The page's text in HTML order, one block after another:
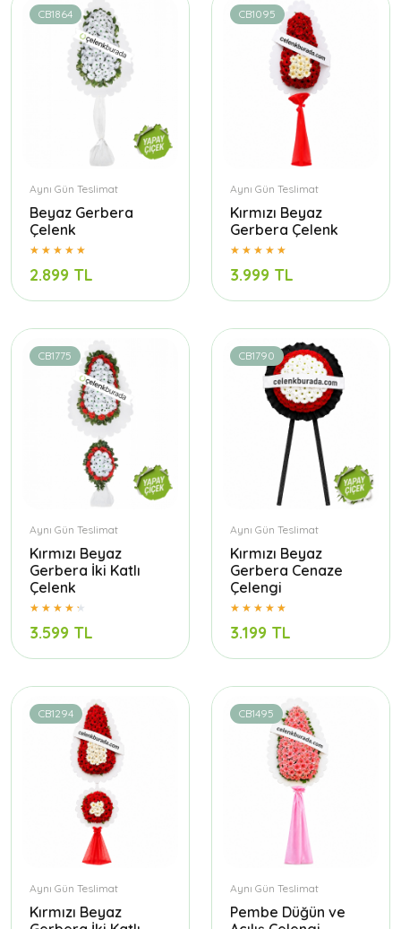
CB1864
Aynı Gün Teslimat
Beyaz Gerbera
Çelenk
2.899 TL
CB1095
Aynı Gün Teslimat
Kırmızı Beyaz
Gerbera Çelenk
3.999 TL
CB1775
Aynı Gün Teslimat
Kırmızı Beyaz
Gerbera İki Katlı
Çelenk
3.599 TL
CB1790
Aynı Gün Teslimat
Kırmızı Beyaz
Gerbera Cenaze
Çelengi
3.199 TL
CB1294
Aynı Gün Teslimat
Kırmızı Beyaz
CB1495
Aynı Gün Teslimat
Pembe Düğün ve